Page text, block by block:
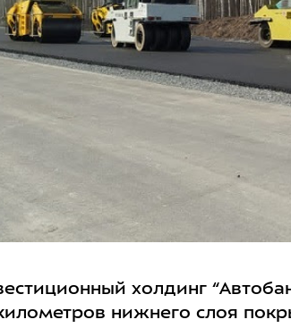
холдинг
нижнего слоя